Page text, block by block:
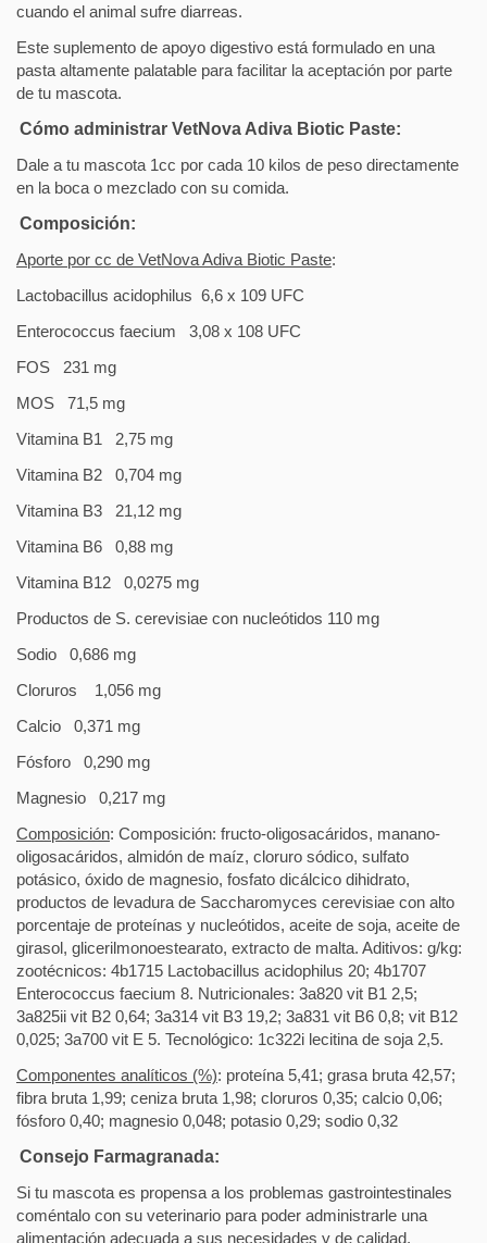
cuando el animal sufre diarreas.
Este suplemento de apoyo digestivo está formulado en una
pasta altamente palatable para facilitar la aceptación por parte
de tu mascota.
Cómo administrar VetNova Adiva Biotic Paste:
Dale a tu mascota 1cc por cada 10 kilos de peso directamente
en la boca o mezclado con su comida.
Composición:
Aporte por cc de VetNova Adiva Biotic Paste:
Lactobacillus acidophilus 6,6 x 109 UFC
Enterococcus faecium
3,08 x 108 UFC
FOS
231 mg
MOS
71,5 mg
Vitamina B1
2,75 mg
Vitamina B2
0,704 mg
Vitamina B3
21,12 mg
Vitamina B6
0,88 mg
Vitamina B12
0,0275 mg
Productos de S. cerevisiae con nucleótidos 110 mg
Sodio
0,686 mg
Cloruros
1,056 mg
Calcio
0,371 mg
Fósforo
0,290 mg
Magnesio
0,217 mg
Composición: Composición: fructo-oligosacáridos, manano-
oligosacáridos, almidón de maíz, cloruro sódico, sulfato
potásico, óxido de magnesio, fosfato dicálcico dihidrato,
productos de levadura de Saccharomyces cerevisiae con alto
porcentaje de proteínas y nucleótidos, aceite de soja, aceite de
girasol, glicerilmonoestearato, extracto de malta. Aditivos: g/kg:
zootécnicos: 4b1715 Lactobacillus acidophilus 20; 4b1707
Enterococcus faecium 8. Nutricionales: 3a820 vit B1 2,5;
3a825ii vit B2 0,64; 3a314 vit B3 19,2; 3a831 vit B6 0,8; vit B12
0,025; 3a700 vit E 5. Tecnológico: 1c322i lecitina de soja 2,5.
Componentes analíticos (%): proteína 5,41; grasa bruta 42,57;
fibra bruta 1,99; ceniza bruta 1,98; cloruros 0,35; calcio 0,06;
fósforo 0,40; magnesio 0,048; potasio 0,29; sodio 0,32
Consejo Farmagranada:
Si tu mascota es propensa a los problemas gastrointestinales
coméntalo con su veterinario para poder administrarle una
alimentación adecuada a sus necesidades y de calidad.